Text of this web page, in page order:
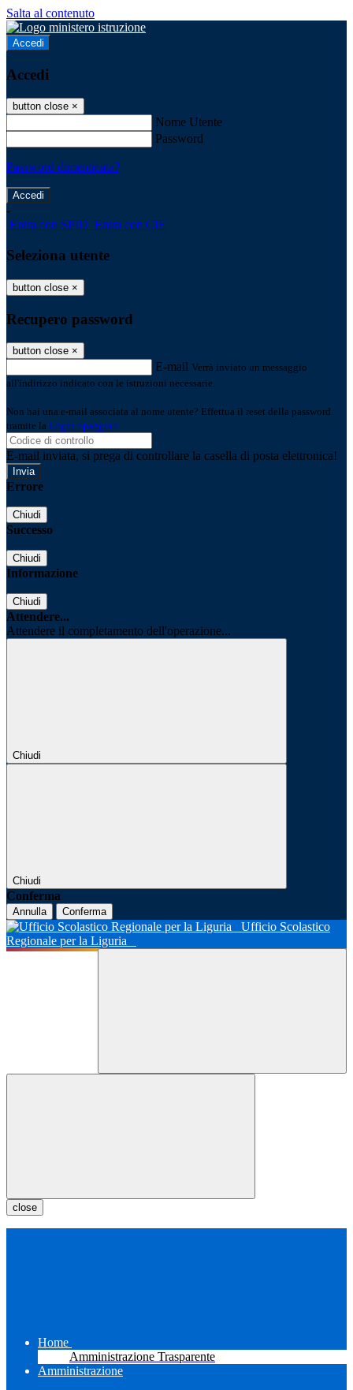
Salta al contenuto
Accedi
Accedi
button close ×
Nome Utente
Password
Password dimenticata?
-
Entra con SPID Entra con CIE
Seleziona utente
button close ×
Recupero password
button close ×
E-mail Verrà inviato un messaggio
all'indirizzo indicato con le istruzioni necessarie.
Non hai una e-mail associata al nome utente? Effettua il reset della password
tramite la Login Spaggiari
E-mail inviata, si prega di controllare la casella di posta elettronica!
Errore
Chiudi
Successo
Chiudi
Informazione
Chiudi
Attendere...
Attendere il completamento dell'operazione...
Chiudi
Chiudi
Conferma
Annulla Conferma
Ufficio Scolastico
Regionale per la Liguria
close
Home
Amministrazione Trasparente
Amministrazione